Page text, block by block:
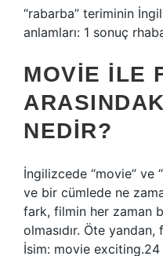
“rabarba” teriminin
anlamları: 1 sonuç
MOVIE ILE
NEDIR?
İngilizcede “movie” ve
ve bir cümlede ne
fark, filmin her zaman
olmasıdır. Öte
İsim: movie